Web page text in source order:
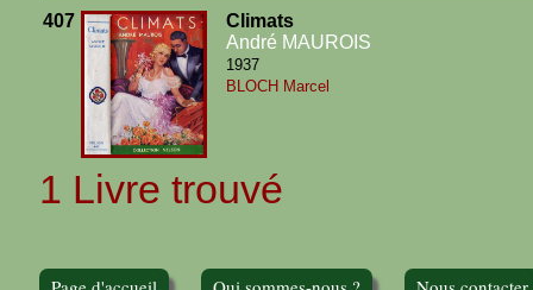
407
Climats
André MAUROIS
1937
BLOCH Marcel
1 Livre trouvé